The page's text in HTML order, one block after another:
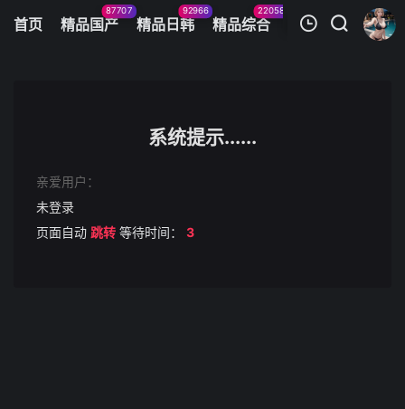
首页 精品国产
87707
精品日韩
92966
精品综合
22058
火辣美图 今日
清空
系统提示......
亲爱用户：
未登录
页面自动 跳转 等待时间： 3